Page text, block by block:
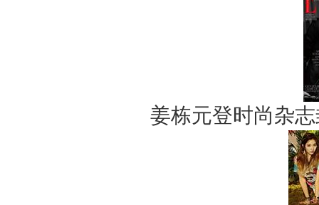
姜栋元登时尚杂